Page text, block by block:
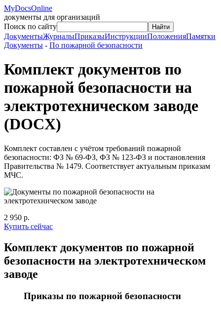
MyDocsOnline
документы для организаций
Поиск по сайту
Найти
ДокументыЖурналыПриказыИнструкцииПоложенияПамятки
Документы - По пожарной безопасности
Комплект документов по
пожарной безопасности на
электротехническом заводе
(DOCX)
Комплект составлен с учётом требований пожарной
безопасности: ФЗ № 69-ФЗ, ФЗ № 123-ФЗ и постановления
Правительства № 1479. Соответствует актуальным приказам
МЧС.
2 950 р.
Купить сейчас
Комплект документов по пожарной
безопасности на электротехническом
заводе
Приказы по пожарной безопасности